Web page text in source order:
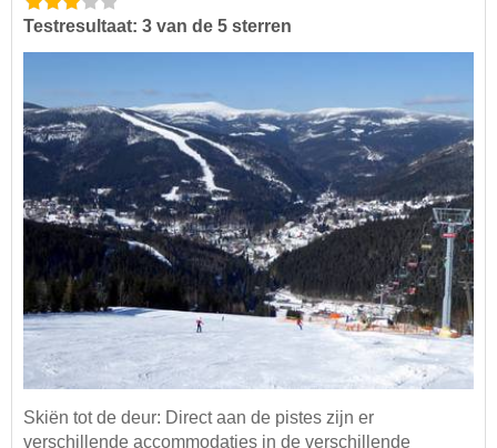
Testresultaat: 3 van de 5 sterren
Skiën tot de deur: Direct aan de pistes zijn er
verschillende accommodaties in de verschillende